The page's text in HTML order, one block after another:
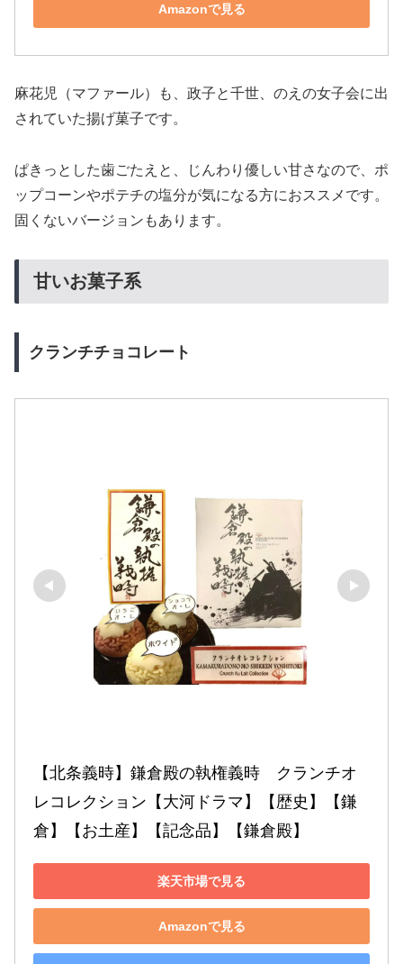
Amazonで見る
麻花児（マファール）も、政子と千世、のえの女子会に出
されていた揚げ菓子です。
ぱきっとした歯ごたえと、じんわり優しい甘さなので、ポ
ップコーンやポテチの塩分が気になる方におススメです。
固くないバージョンもあります。
甘いお菓子系
クランチチョコレート
【北条義時】鎌倉殿の執権義時　クランチオ
レコレクション【大河ドラマ】【歴史】【鎌
倉】【お土産】【記念品】【鎌倉殿】
楽天市場で見る
Amazonで見る